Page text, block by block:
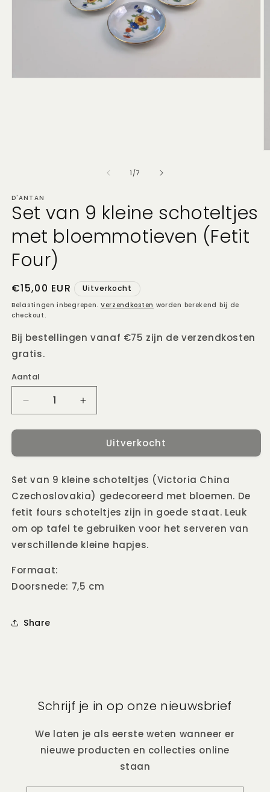
1 /van
7
D'ANTAN
Set van 9 kleine schoteltjes
met bloemmotieven (Fetit
Four)
Normale
prijs
€15,00 EUR Uitverkocht
Belastingen inbegrepen. Verzendkosten worden berekend bij de
checkout.
Bij bestellingen vanaf €75 zijn de verzendkosten
gratis.
Aantal
Aantal
Aantal
verlagen
voor
van
kleine
schoteltjes
met
bloemmotieven
(Fetit
Four)
Aantal
verhogen
voor
van
kleine
schoteltjes
met
bloemmotieven
(Fetit
Four)
Uitverkocht
Set van 9 kleine schoteltjes (Victoria China
Czechoslovakia) gedecoreerd met bloemen. De
fetit fours schoteltjes zijn in goede staat. Leuk
om op tafel te gebruiken voor het serveren van
verschillende kleine hapjes.
Formaat:
Doorsnede: 7,5 cm
Share
Schrijf je in op onze nieuwsbrief
We laten je als eerste weten wanneer er
nieuwe producten en collecties online
staan